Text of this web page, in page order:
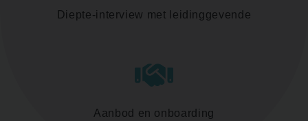
Diepte-interview met leidinggevende
Aanbod en onboarding